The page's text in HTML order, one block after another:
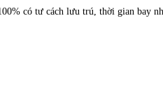
có tư cách lưu trú, thời gian bay